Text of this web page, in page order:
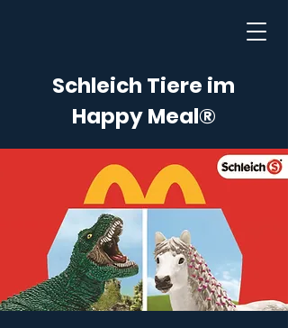
Schleich Tiere im
Happy Meal®